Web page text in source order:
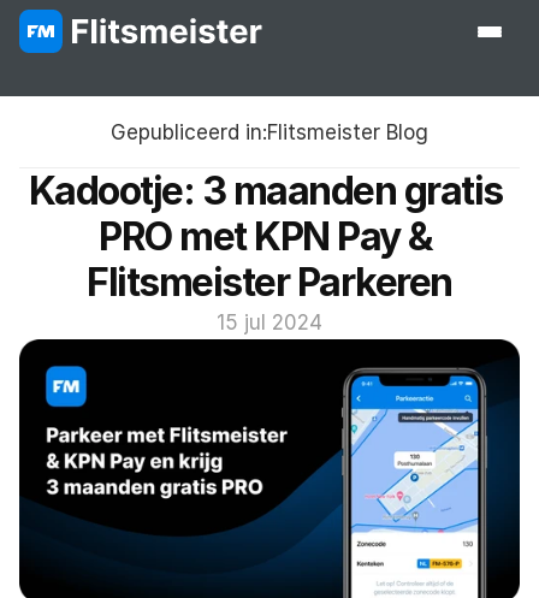
Gepubliceerd in:Flitsmeister Blog
Kadootje: 3 maanden gratis
PRO met KPN Pay &
Flitsmeister Parkeren
15 jul 2024